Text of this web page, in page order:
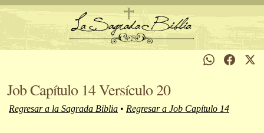
Job Capítulo 14 Versículo 20
Regresar a la Sagrada Biblia • Regresar a Job Capítulo 14